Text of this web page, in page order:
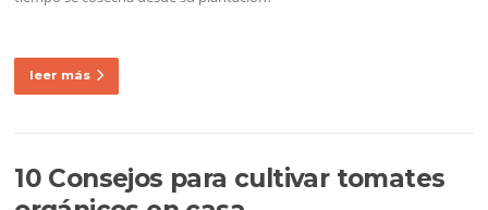
leer más
10 Consejos para cultivar tomates